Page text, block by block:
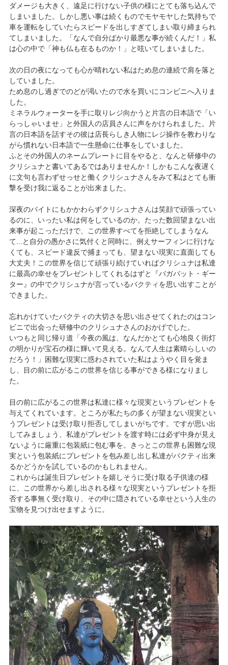
ダメージも大きく、遠足に行けない子供の様にとても落ち込んで
しまいました。しかし悪い事は続くものでモヤモヤした気持ちで
車を運転をしていたらスピードを出しすぎてしまい取り締まられ
てしまいました。「なんで自分ばかり最悪な事が続くんだ！」私
は心の中で「神も仏も在るものか！」と呟いてしまいました。
次の日の夜になっても心が晴れない私はため息の連続で肩を落と
していました。
ため息のし過ぎでのどが渇いたので水を買いにコンビニへ入りま
した。
ミネラルウォーターを手に取りレジ向かうと片言の日本語で「い
らっしゃいませ」と外国人の店員さんに声をかけられました。片
言の日本語を話すその彼は店長らしき人物にレジ操作を教わりな
がら慣れない日本語で一生懸命に仕事をしていました。
ふとその外国人のネームプレートに目をやると、なんと研修中の
クリシュナと書いてあるではありませんか！しかもこんな夜遅く
に文句も言わずせっせと働くクリシュナさんをみて私はとても衝
撃を受け我に返ることが出来ました。
深夜のバイトにもかかわらずクリシュナさんは笑顔で頑張ってい
るのに、いったい私は何をしているのか。たった数回望まない出
来事が起こっただけで、この世界すべてを拒絶してしまうなん
て...と自分の愚かさに気付くと同時に、例えサーフィンに行けな
くても、スピード違反で捕まっても、望まない現実に直面しても
大丈夫！この世界を信じて頑張り続けていればクリシュナは私達
に最高の幸せをプレゼントしてくれるはずと『バガバット・ギー
ター』の中でクリシュナが言っているバクティを思い出すことが
できました。
忘れかけていたバクティの大切さを思い出させてくれたのはコン
ビニで出会った研修中のクリシュナさんのおかげでした。
いつもと同じ帰り道「今夜の風は、なんだかとても心地良く街灯
の明かりが宝石の様に輝いて見える。なんて人生は素晴らしいの
だろう！」困難な現実に惑わされていた私はようやく目を覚ま
し、目の前に広がるこの世界を信じる事ができる様になりまし
た。
目の前に広がるこの世界は私達に様々な現実というプレゼントを
与えてくれています。ところが私たちの多くが望まない現実とい
うプレゼントは受け取り拒否してしまいがちです。ですが思い出
してみましょう、私達がプレゼントを渡す時には必ず中身が見え
ないように厳重に包装紙に包む事を。きっとこの世界も困難な現
実という包装紙にプレゼントを包み差し出し私達がバクティ出来
るかどうかを試しているのかもしれません。
これからは誕生日プレゼントを嬉しそうに受け取る子供達の様
に、この世界から差し出される様々な現実というプレゼントを拒
否する事無く受け取り、その中に隠されている幸せという人生の
宝物を見つけ出せますように。